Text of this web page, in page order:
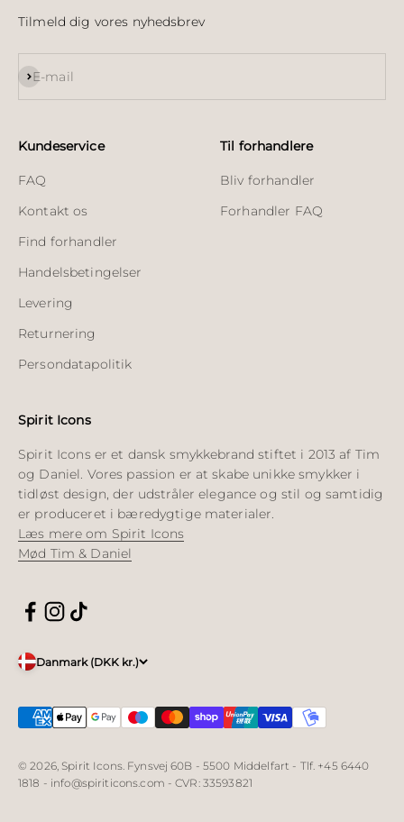
Tilmeld dig vores nyhedsbrev
E-mail
Abonnér
Kundeservice
FAQ
Kontakt os
Find forhandler
Handelsbetingelser
Levering
Returnering
Persondatapolitik
Til forhandlere
Bliv forhandler
Forhandler FAQ
Spirit Icons
Spirit Icons er et dansk smykkebrand stiftet i 2013 af Tim
og Daniel. Vores passion er at skabe unikke smykker i
tidløst design, der udstråler elegance og stil og samtidig
er produceret i bæredygtige materialer.
Læs mere om Spirit Icons
Mød Tim & Daniel
Danmark (DKK kr.)
© 2026, Spirit Icons. Fynsvej 60B - 5500 Middelfart - Tlf. +45 6440
1818 - info@spiriticons.com - CVR: 33593821